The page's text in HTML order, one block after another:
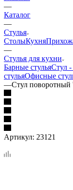
—
Каталог
—
Стулья
СтолыКухня
—
Стулья для кухни
Барные стульяСтул -
стульяОфисные
—Стул поворотный
Артикул: 23121